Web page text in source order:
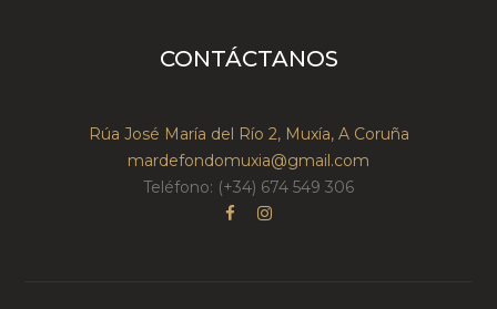
CONTÁCTANOS
Rúa José María del Río 2, Muxía, A Coruña
mardefondomuxia@gmail.com
Teléfono: (+34) 674 549 306